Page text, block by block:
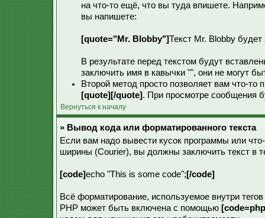
на что-то ещё, что вы туда впишете.
вы напишете:
[quote="Mr. Blobby"]Текст Mr. Blobby будет
В результате перед текстом будут
заключить имя в кавычки "", они не могут
Второй метод просто позволяет вам что-то
[quote][/quote]. При просмотре сообщения
Вернуться к началу
» Вывод кода или форматированного текста
Если вам надо вывести кусок программы или
ширины (Courier), вы должны заключить текст в
[code]echo "This is some code";[/code]
Всё форматирование, используемое внутри тегов
PHP может быть включена с помощью